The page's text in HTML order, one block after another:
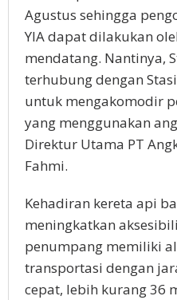
Agustus sehingga
YIA dapat dilakukan
mendatang. Nantinya,
terhubung dengan
untuk mengakomodir
yang menggunakan
Direktur Utama PT
Fahmi.
Kehadiran kereta api
meningkatkan
penumpang memiliki
transportasi dengan
cepat, lebih kurang 36